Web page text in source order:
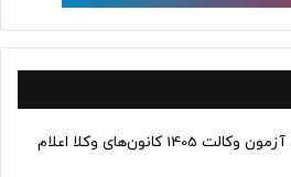
زمان قطعی و رسمی برگزاری آزمون وکالت 1405 کانون‌های وکلا اعلام